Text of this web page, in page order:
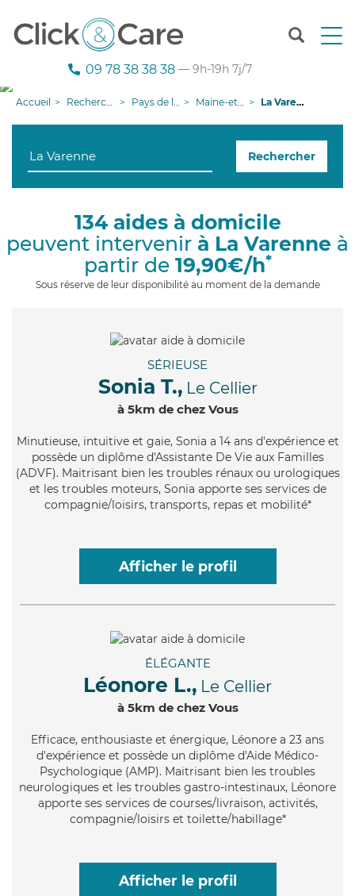
T
n
g
09 78 38 38 38 — 9h-19h 7j/7
Accueil Recherche aide à domicile Pays de la Loire Maine-et-Loire La Varenne
Rechercher
134 aides à domicile
peuvent intervenir à La Varenne à
partir de 19,90€/h*
Sous réserve de leur disponibilité au moment de la demande
SÉRIEUSE
Sonia T., Le Cellier
à 5km de chez Vous
Minutieuse, intuitive et gaie, Sonia a 14 ans d'expérience et
possède un diplôme d'Assistante De Vie aux Familles
(ADVF). Maitrisant bien les troubles rénaux ou urologiques
et les troubles moteurs, Sonia apporte ses services de
compagnie/loisirs, transports, repas et mobilité*
Afficher le profil
ÉLÉGANTE
Léonore L., Le Cellier
à 5km de chez Vous
Efficace, enthousiaste et énergique, Léonore a 23 ans
d'expérience et possède un diplôme d'Aide Médico-
Psychologique (AMP). Maitrisant bien les troubles
neurologiques et les troubles gastro-intestinaux, Léonore
apporte ses services de courses/livraison, activités,
compagnie/loisirs et toilette/habillage*
Afficher le profil